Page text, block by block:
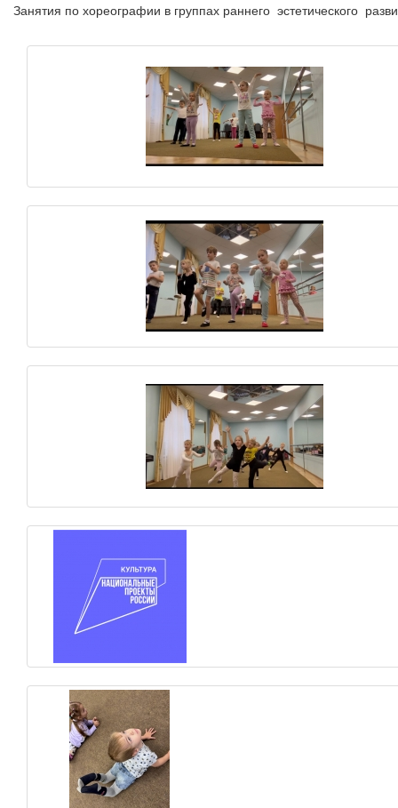
Занятия по хореографии в группах раннего эстетического